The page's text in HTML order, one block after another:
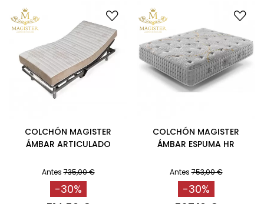
COLCHÓN MAGISTER
ÁMBAR ARTICULADO
Antes 735,00 €
-30%
COLCHÓN MAGISTER
ÁMBAR ESPUMA HR
Antes 753,00 €
-30%